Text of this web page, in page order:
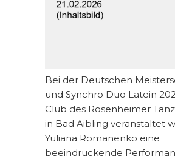
Bei der Deutschen
und Synchro Duo Latein
Club des Rosenheimer
in Bad Aibling veranstaltet
Yuliana Romanenko eine
beeindruckende